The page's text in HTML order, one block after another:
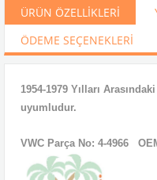
ÜRÜN ÖZELLIKLERI
ÖDEME SEÇENEKLERI
1954-1979 Yılları
uyumludur.
VWC Parça No: 4-4966